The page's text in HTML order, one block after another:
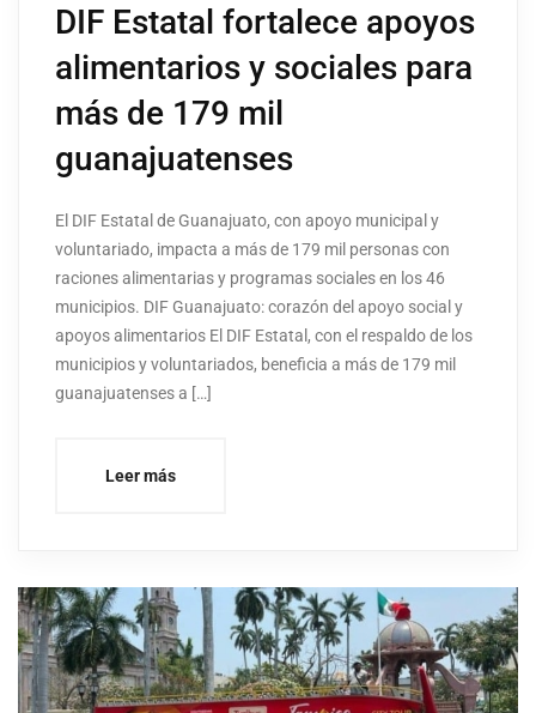
DIF Estatal fortalece apoyos
alimentarios y sociales para
más de 179 mil
guanajuatenses
El DIF Estatal de Guanajuato, con apoyo municipal y
voluntariado, impacta a más de 179 mil personas con
raciones alimentarias y programas sociales en los 46
municipios. DIF Guanajuato: corazón del apoyo social y
apoyos alimentarios El DIF Estatal, con el respaldo de los
municipios y voluntariados, beneficia a más de 179 mil
guanajuatenses a […]
Leer más